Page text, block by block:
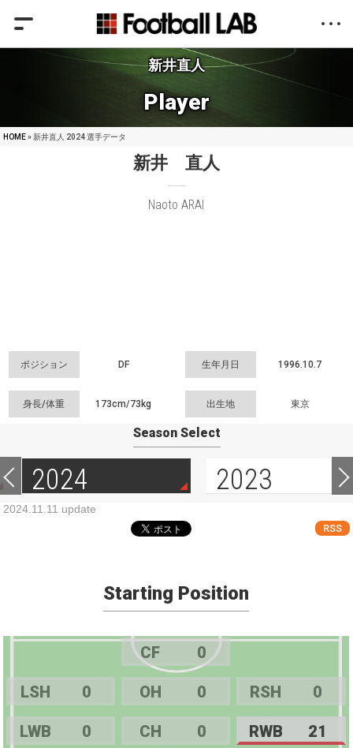
新井直人
Player
HOME» 新井直人 2024 選手データ
新井 直人
Naoto ARAI
ポジション DF 生年月日 1996.10.7
身長/体重 173cm/73kg 出生地 東京
Season Select
2024 2023
2024.11.11 update
RSS
Starting Position
CF 0
LSH 0 OH 0 RSH 0
LWB 0 CH 0 RWB 21